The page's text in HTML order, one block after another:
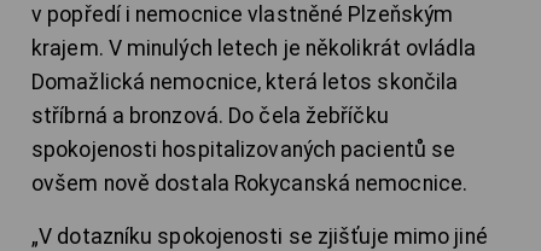
v popředí i nemocnice vlastněné Plzeňským
krajem. V minulých letech je několikrát ovládla
Domažlická nemocnice, která letos skončila
stříbrná a bronzová. Do čela žebříčku
spokojenosti hospitalizovaných pacientů se
ovšem nově dostala Rokycanská nemocnice.
„V dotazníku spokojenosti se zjišťuje mimo jiné